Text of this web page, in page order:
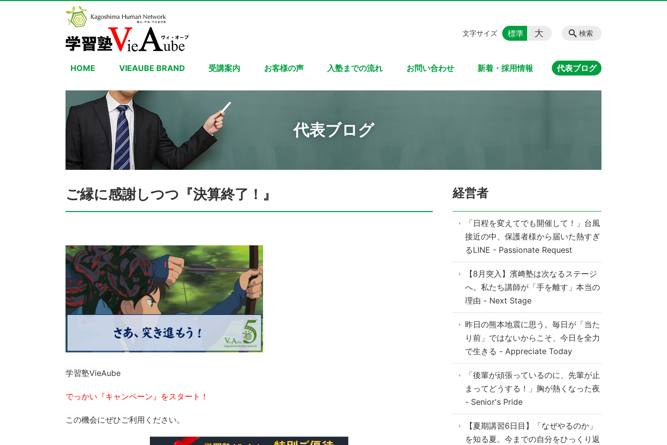
HOME VIEAUBE BRAND 受講案内 お客様の声 入塾までの流れ お問い合わせ 新着・採用情報 代表ブログ
検索
文字サイズ 標準 大
代表ブログ
ご縁に感謝しつつ『決算終了！』
学習塾VieAube
でっかい『キャンペーン』をスタート！
この機会にぜひご利用ください。
経営者
「日程を変えてでも開催して！」台風
接近の中、保護者様から届いた熱すぎ
るLINE - Passionate Request
【8月突入】濱﨑塾は次なるステージ
へ。私たち講師が「手を離す」本当の
理由 - Next Stage
昨日の熊本地震に思う。毎日が「当た
り前」ではないからこそ、今日を全力
で生きる - Appreciate Today
「後輩が頑張っているのに、先輩が止
まってどうする！」胸が熱くなった夜
- Senior's Pride
【夏期講習6日目】「なぜやるのか」
を知る夏。今までの自分をひっくり返